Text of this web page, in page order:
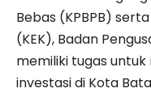
Bebas (KPBPB)
(KEK), Badan
memiliki tugas
investasi di Kota